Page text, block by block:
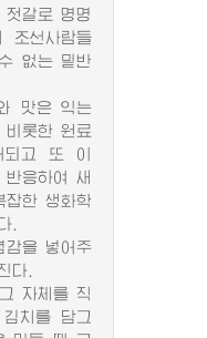
갈로 명명
조선사람들
없는 밑반
맛은 익는
비롯한 원료
되고 또 이
응하여 새
잡한 생화학
.
을 넣어주
다.
자체를 직
치를 담그